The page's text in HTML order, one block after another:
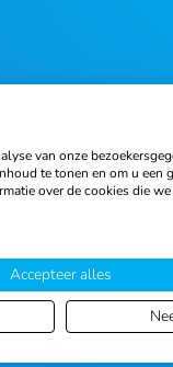
Trading B.V.
van onze
te tonen en om u een
over de cookies die
Accepteer alles